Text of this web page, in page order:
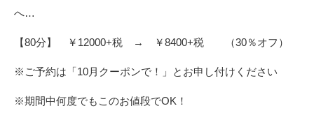
へ…
【80分】 ￥12000+税 → ￥8400+税 （30％オフ）
※ご予約は「10月クーポンで！」とお申し付けください
※期間中何度でもこのお値段でOK！